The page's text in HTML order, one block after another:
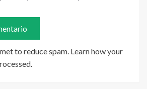
to reduce spam. Learn how your
.